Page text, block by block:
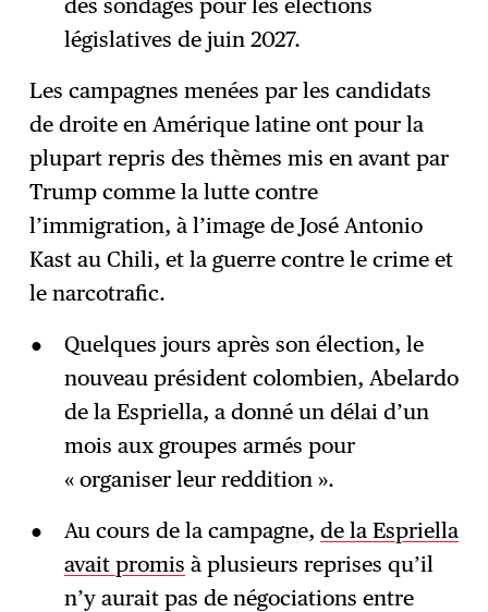
des sondages pour les élections
législatives de juin 2027.
Les campagnes menées par les candidats
de droite en Amérique latine ont pour la
plupart repris des thèmes mis en avant par
Trump comme la lutte contre
l’immigration, à l’image de José Antonio
Kast au Chili, et la guerre contre le crime et
le narcotrafic.
Quelques jours après son élection, le
nouveau président colombien, Abelardo
de la Espriella, a donné un délai d’un
mois aux groupes armés pour
« organiser leur reddition ».
Au cours de la campagne, de la Espriella
avait promis à plusieurs reprises qu’il
n’y aurait pas de négociations entre